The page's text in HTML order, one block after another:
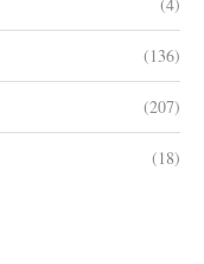
(136)
(207)
(18)